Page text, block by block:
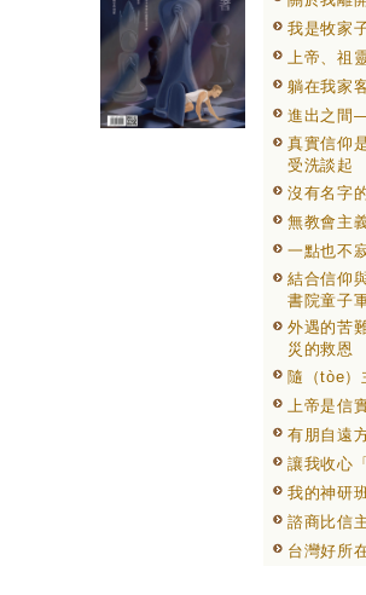
我是牧家
上帝、祖
躺在我家
進出之間
真實信仰
受洗談起
沒有名字
無教會主
一點也不
結合信仰
書院童子
外遇的苦
災的救恩
隨（tòe）
上帝是信
有朋自遠
讓我收心
我的神研
諮商比信
台灣好所